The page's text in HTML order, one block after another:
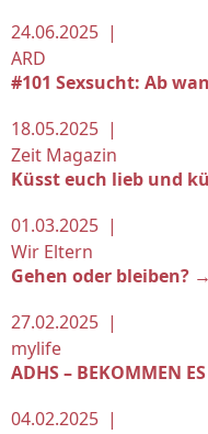
24.06.2025 |
ARD
#101 Sexsucht: Ab
18.05.2025 |
Zeit Magazin
Küsst euch lieb und
01.03.2025 |
Wir Eltern
Gehen oder bleiben? →
27.02.2025 |
mylife
ADHS – BEKOMMEN
04.02.2025 |